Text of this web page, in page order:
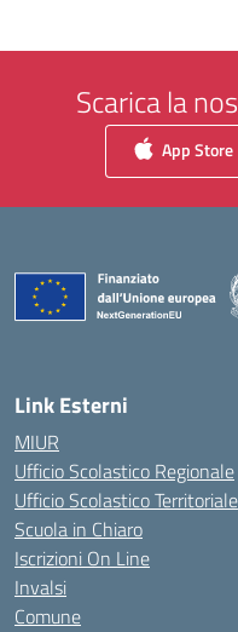
Scarica la
App Store
Link Esterni
MIUR
Ufficio Scolastico Regionale
Ufficio Scolastico Territoriale
Scuola in Chiaro
Iscrizioni On Line
Invalsi
Comune